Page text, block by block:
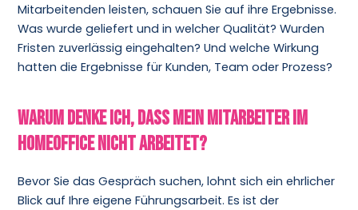
Mitarbeitenden leisten, schauen Sie auf ihre Ergebnisse.
Was wurde geliefert und in welcher Qualität? Wurden
Fristen zuverlässig eingehalten? Und welche Wirkung
hatten die Ergebnisse für Kunden, Team oder Prozess?
Warum denke ich, dass mein Mitarbeiter im
Homeoffice nicht arbeitet?
Bevor Sie das Gespräch suchen, lohnt sich ein ehrlicher
Blick auf Ihre eigene Führungsarbeit. Es ist der